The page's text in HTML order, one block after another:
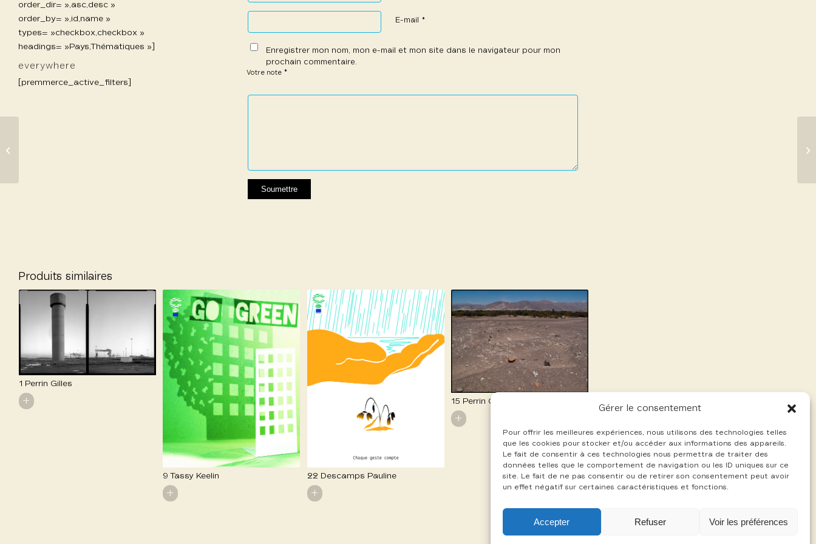
Gérer le consentement
Pour offrir les meilleures expériences, nous utilisons des technologies telles
que les cookies pour stocker et/ou accéder aux informations des appareils.
Le fait de consentir à ces technologies nous permettra de traiter des
données telles que le comportement de navigation ou les ID uniques sur ce
site. Le fait de ne pas consentir ou de retirer son consentement peut avoir
un effet négatif sur certaines caractéristiques et fonctions.
Accepter Refuser Voir les préférences
order_dir= »,asc,desc »
order_by= »,id,name »
types= »checkbox,checkbox »
headings= »Pays,Thématiques »]
everywhere
[premmerce_active_filters]
E-mail *
Enregistrer mon nom, mon e-mail et mon site dans le navigateur pour mon
prochain commentaire.
Votre note *
1 étoile
2 étoiles
3 étoiles
4 étoiles
5 étoiles
Produits similaires
1 Perrin Gilles
+
9 Tassy Keelin
+
22 Descamps Pauline
+
15 Perrin Gilles
+